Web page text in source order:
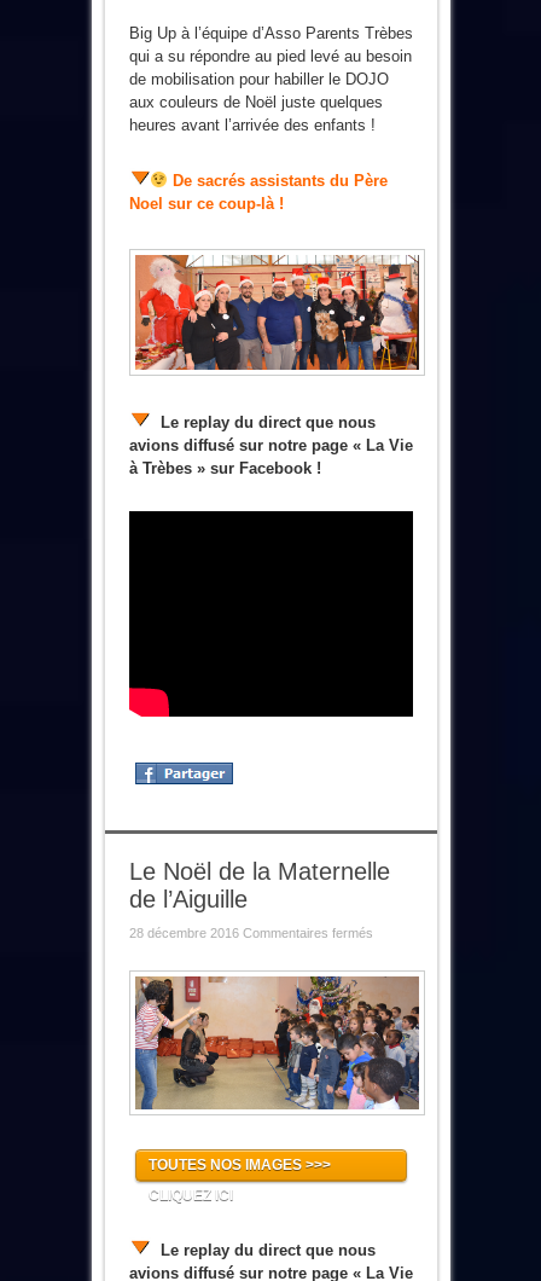
Big Up à l’équipe d’Asso Parents Trèbes
qui a su répondre au pied levé au besoin
de mobilisation pour habiller le DOJO
aux couleurs de Noël juste quelques
heures avant l’arrivée des enfants !
De sacrés assistants du Père
Noel sur ce coup-là !
Le replay du direct que nous
avions diffusé sur notre page « La Vie
à Trèbes » sur Facebook !
Le Noël de la Maternelle
de l’Aiguille
28 décembre 2016 Commentaires ferméssur
de
Maternelle
de
l’Aiguille
TOUTES NOS IMAGES >>>
CLIQUEZ ICI
Le replay du direct que nous
avions diffusé sur notre page « La Vie